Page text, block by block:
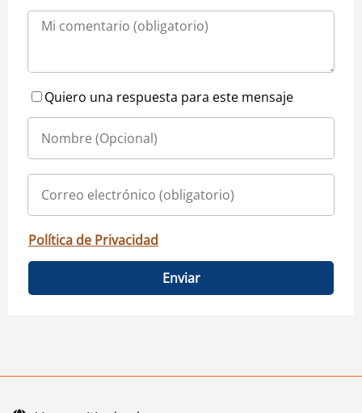
Quiero una respuesta para este mensaje
Política de Privacidad
Enviar